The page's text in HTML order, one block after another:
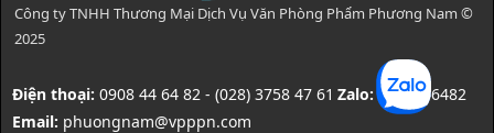
Công ty TNHH Thương Mại Dịch Vụ Văn Phòng Phẩm Phương Nam ©
2025
Điện thoại: 0908 44 64 82 - (028) 3758 47 61 Zalo:0908446482
Email: phuongnam@vpppn.com